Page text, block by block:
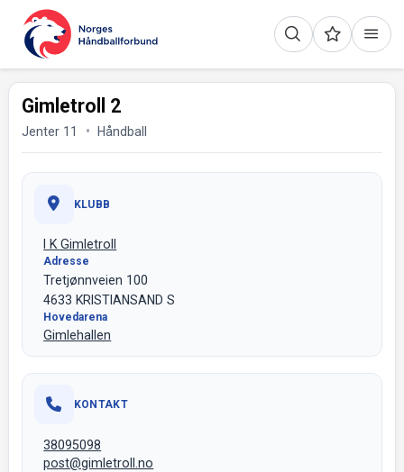
Gimletroll 2
Jenter 11 Håndball
KLUBB
I K Gimletroll
Adresse
Tretjønnveien 100
4633 KRISTIANSAND S
Hovedarena
Gimlehallen
KONTAKT
38095098
post@gimletroll.no